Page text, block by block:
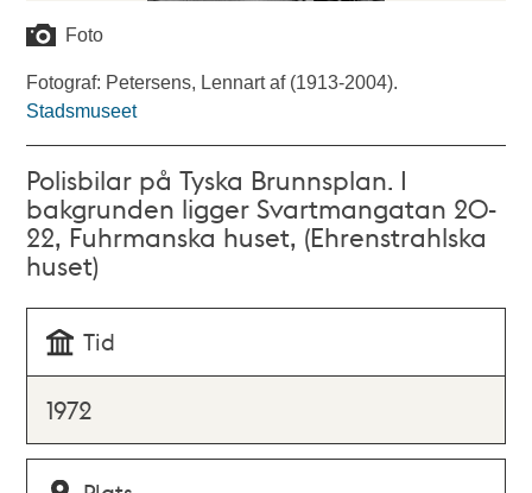
Foto
Fotograf: Petersens, Lennart af (1913-2004).
Stadsmuseet
Polisbilar på Tyska Brunnsplan. I
bakgrunden ligger Svartmangatan 20-
22, Fuhrmanska huset, (Ehrenstrahlska
huset)
Tid
1972